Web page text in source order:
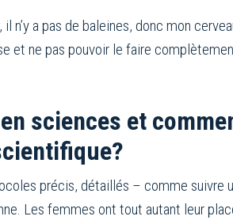
n’y a pas de baleines, donc mon
et ne pas pouvoir le faire
sciences et
précis, détaillés – comme
Les femmes ont tout autant leur